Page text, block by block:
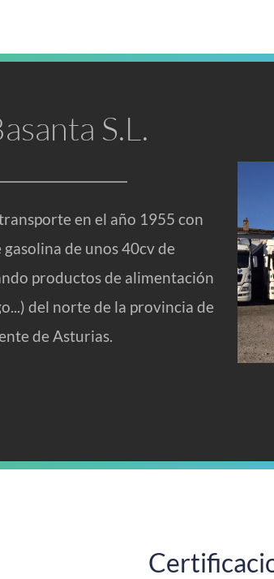
S.L.
en el año 1955 con
de unos 40cv de
productos de alimentación
del norte de la provincia de
de Asturias.